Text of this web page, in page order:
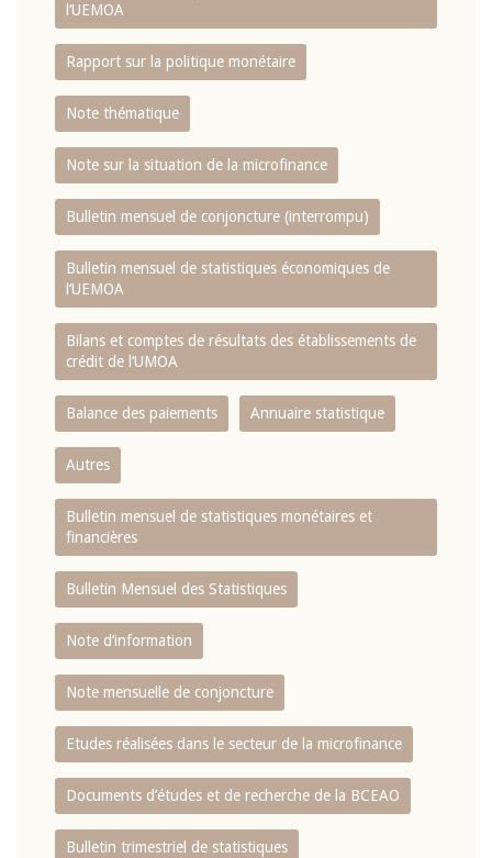
l‘UEMOA
Rapport sur la politique monétaire
Note thématique
Note sur la situation de la microfinance
Bulletin mensuel de conjoncture (interrompu)
Bulletin mensuel de statistiques économiques de
l‘UEMOA
Bilans et comptes de résultats des établissements de
crédit de l‘UMOA
Balance des paiements Annuaire statistique
Autres
Bulletin mensuel de statistiques monétaires et
financières
Bulletin Mensuel des Statistiques
Note d’information
Note mensuelle de conjoncture
Etudes réalisées dans le secteur de la microfinance
Documents d’études et de recherche de la BCEAO
Bulletin trimestriel de statistiques